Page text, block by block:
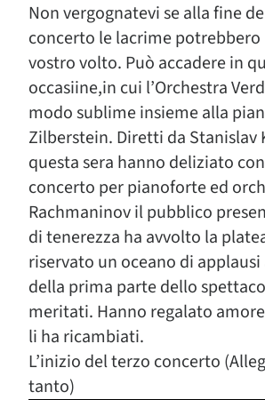
Non vergognatevi se alla fine
concerto le lacrime
vostro volto. Può accadere in
occasiine,in cui l’Orchestra
modo sublime insieme alla
Zilberstein. Diretti da Stanislav
questa sera hanno deliziato
concerto per pianoforte ed
Rachmaninov il pubblico
di tenerezza ha avvolto la
riservato un oceano di
della prima parte dello
meritati. Hanno regalato
li ha ricambiati.
L’inizio del terzo concerto
tanto)